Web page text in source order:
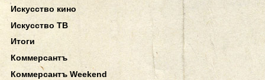
Искусство кино
Искусство ТВ
Итоги
Коммерсантъ
Коммерсантъ Weekend